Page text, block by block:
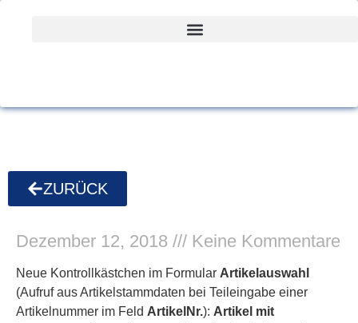
ZURÜCK
Dezember 12, 2018 Keine Kommentare
Neue Kontrollkästchen im Formular Artikelauswahl
(Aufruf aus Artikelstammdaten bei Teileingabe einer
Artikelnummer im Feld ArtikelNr.): Artikel mit